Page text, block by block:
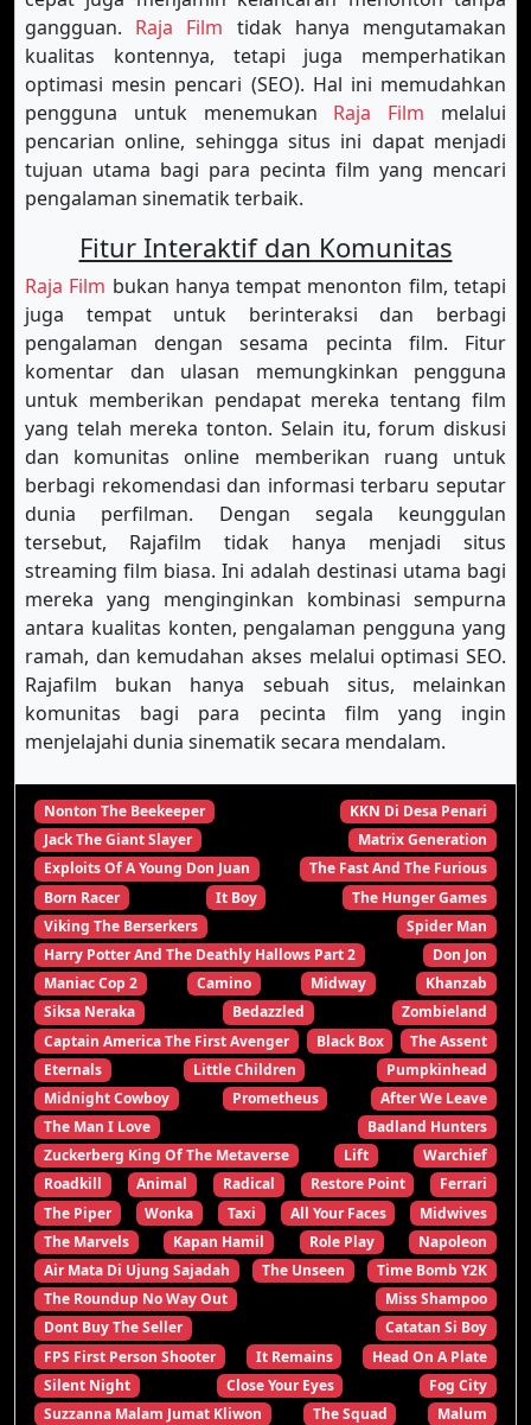
gangguan. Raja Film tidak hanya mengutamakan
kualitas kontennya, tetapi juga memperhatikan
optimasi mesin pencari (SEO). Hal ini memudahkan
pengguna untuk menemukan Raja Film melalui
pencarian online, sehingga situs ini dapat menjadi
tujuan utama bagi para pecinta film yang mencari
pengalaman sinematik terbaik.
Fitur Interaktif dan Komunitas
Raja Film bukan hanya tempat menonton film, tetapi
juga tempat untuk berinteraksi dan berbagi
pengalaman dengan sesama pecinta film. Fitur
komentar dan ulasan memungkinkan pengguna
untuk memberikan pendapat mereka tentang film
yang telah mereka tonton. Selain itu, forum diskusi
dan komunitas online memberikan ruang untuk
berbagi rekomendasi dan informasi terbaru seputar
dunia perfilman. Dengan segala keunggulan
tersebut, Rajafilm tidak hanya menjadi situs
streaming film biasa. Ini adalah destinasi utama bagi
mereka yang menginginkan kombinasi sempurna
antara kualitas konten, pengalaman pengguna yang
ramah, dan kemudahan akses melalui optimasi SEO.
Rajafilm bukan hanya sebuah situs, melainkan
komunitas bagi para pecinta film yang ingin
menjelajahi dunia sinematik secara mendalam.
Nonton The Beekeeper
KKN Di Desa Penari
Jack The Giant Slayer
Matrix Generation
Exploits Of A Young Don Juan
The Fast And The Furious
Born Racer
It Boy
The Hunger Games
Viking The Berserkers
Spider Man
Harry Potter And The Deathly Hallows Part 2
Don Jon
Maniac Cop 2
Camino Midway
Khanzab
Siksa Neraka
Bedazzled
Zombieland
Captain America The First Avenger
Black Box
The Assent
Eternals
Little Children
Pumpkinhead
Midnight Cowboy
Prometheus
After We Leave
The Man I Love
Badland Hunters
Zuckerberg King Of The Metaverse
Lift
Warchief
Roadkill
Animal Radical Restore Point
Ferrari
The Piper
Wonka Taxi All Your Faces
Midwives
The Marvels
Kapan Hamil Role Play
Napoleon
Air Mata Di Ujung Sajadah
The Unseen
Time Bomb Y2K
The Roundup No Way Out
Miss Shampoo
Dont Buy The Seller
Catatan Si Boy
FPS First Person Shooter
It Remains
Head On A Plate
Silent Night
Close Your Eyes
Fog City
Suzzanna Malam Jumat Kliwon
The Squad
Malum